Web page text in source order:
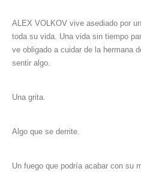
ALEX VOLKOV vive asediado por
toda su vida. Una vida sin tiempo
ve obligado a cuidar de la hermana
sentir algo.
Una grita.
Algo que se derrite.
Un fuego que podría acabar con su